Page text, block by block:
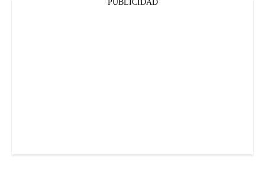
PUBLICIDAD